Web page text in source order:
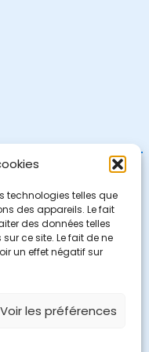
technologies telles que
des appareils. Le fait
des données telles
ce site. Le fait de ne
un effet négatif sur
Voir les préférences